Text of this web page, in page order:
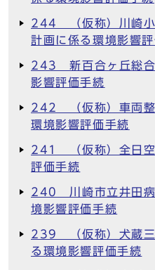
244 （仮称）川崎小
計画に係る環境影響
243 新百合ヶ丘総合
影響評価手続
242 （仮称）車両整
環境影響評価手続
241 （仮称）全日空
評価手続
240 川崎市立井田病
境影響評価手続
239 （仮称）犬蔵三
る環境影響評価手続